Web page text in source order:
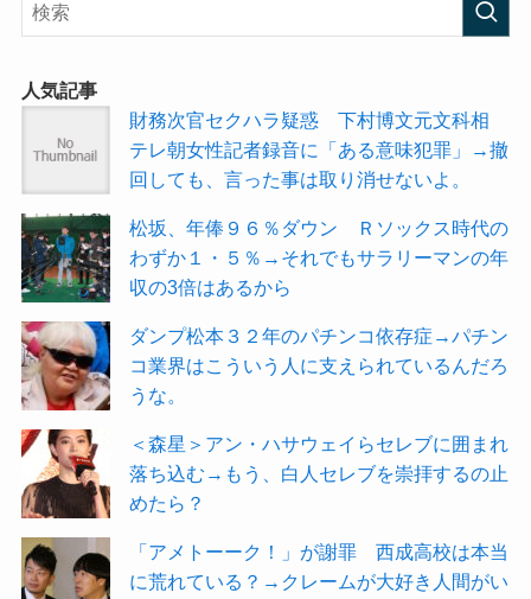
人気記事
財務次官セクハラ疑惑 下村博文元文科相
テレ朝女性記者録音に「ある意味犯罪」→撤
回しても、言った事は取り消せないよ。
松坂、年俸９６％ダウン Ｒソックス時代の
わずか１・５％→それでもサラリーマンの年
収の3倍はあるから
ダンプ松本３２年のパチンコ依存症→パチン
コ業界はこういう人に支えられているんだろ
うな。
＜森星＞アン・ハサウェイらセレブに囲まれ
落ち込む→もう、白人セレブを崇拝するの止
めたら？
「アメトーーク！」が謝罪 西成高校は本当
に荒れている？→クレームが大好き人間がい